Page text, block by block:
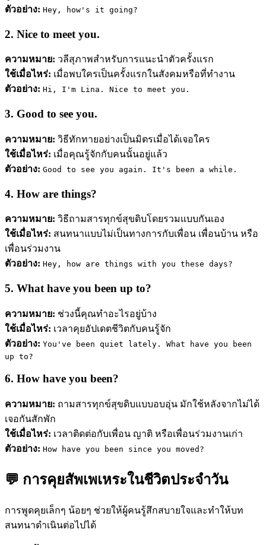
ตัวอย่าง: Hey, how's it going?
2. Nice to meet you.
ความหมาย: วลีสุภาพสำหรับการแนะนำตัวครั้งแรก
ใช้เมื่อไหร่: เมื่อพบใครเป็นครั้งแรกในสังคมหรือที่ทำงาน
ตัวอย่าง: Hi, I'm Lina. Nice to meet you.
3. Good to see you.
ความหมาย: วิธีทักทายอย่างเป็นมิตรเมื่อได้เจอใคร
ใช้เมื่อไหร่: เมื่อคุณรู้จักกับคนนั้นอยู่แล้ว
ตัวอย่าง: Good to see you again. It's been a while.
4. How are things?
ความหมาย: วิธีถามสารทุกข์สุขดิบโดยรวมแบบกันเอง
ใช้เมื่อไหร่: สนทนาแบบไม่เป็นทางการกับเพื่อน เพื่อนบ้าน หรือ
เพื่อนร่วมงาน
ตัวอย่าง: Hey, how are things with you these days?
5. What have you been up to?
ความหมาย: ช่วงนี้คุณทำอะไรอยู่บ้าง
ใช้เมื่อไหร่: เวลาคุยอัปเดตชีวิตกับคนรู้จัก
ตัวอย่าง: You've been quiet lately. What have you been
up to?
6. How have you been?
ความหมาย: ถามสารทุกข์สุขดิบแบบอบอุ่น มักใช้หลังจากไม่ได้
เจอกันสักพัก
ใช้เมื่อไหร่: เวลาติดต่อกับเพื่อน ญาติ หรือเพื่อนร่วมงานเก่า
ตัวอย่าง: How have you been since you moved?
💬 การคุยสัพเพเหระในชีวิตประจำวัน
การพูดคุยเล็กๆ น้อยๆ ช่วยให้ผู้คนรู้สึกสบายใจและทำให้บท
สนทนาดำเนินต่อไปได้